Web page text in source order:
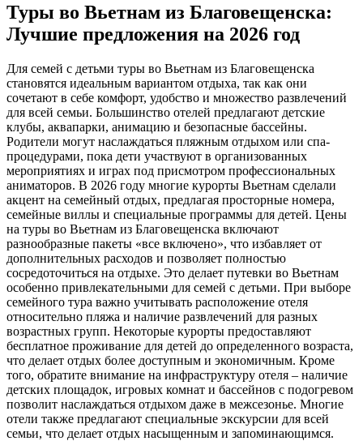
Туры во Вьетнам из Благовещенска:
Лучшие предложения на 2026 год
Для семей с детьми туры во Вьетнам из Благовещенска
становятся идеальным вариантом отдыха, так как они
сочетают в себе комфорт, удобство и множество развлечений
для всей семьи. Большинство отелей предлагают детские
клубы, аквапарки, анимацию и безопасные бассейны.
Родители могут наслаждаться пляжным отдыхом или спа-
процедурами, пока дети участвуют в организованных
мероприятиях и играх под присмотром профессиональных
аниматоров. В 2026 году многие курорты Вьетнам сделали
акцент на семейный отдых, предлагая просторные номера,
семейные виллы и специальные программы для детей. Цены
на туры во Вьетнам из Благовещенска включают
разнообразные пакеты «все включено», что избавляет от
дополнительных расходов и позволяет полностью
сосредоточиться на отдыхе. Это делает путевки во Вьетнам
особенно привлекательными для семей с детьми. При выборе
семейного тура важно учитывать расположение отеля
относительно пляжа и наличие развлечений для разных
возрастных групп. Некоторые курорты предоставляют
бесплатное проживание для детей до определенного возраста,
что делает отдых более доступным и экономичным. Кроме
того, обратите внимание на инфраструктуру отеля – наличие
детских площадок, игровых комнат и бассейнов с подогревом
позволит наслаждаться отдыхом даже в межсезонье. Многие
отели также предлагают специальные экскурсии для всей
семьи, что делает отдых насыщенным и запоминающимся.